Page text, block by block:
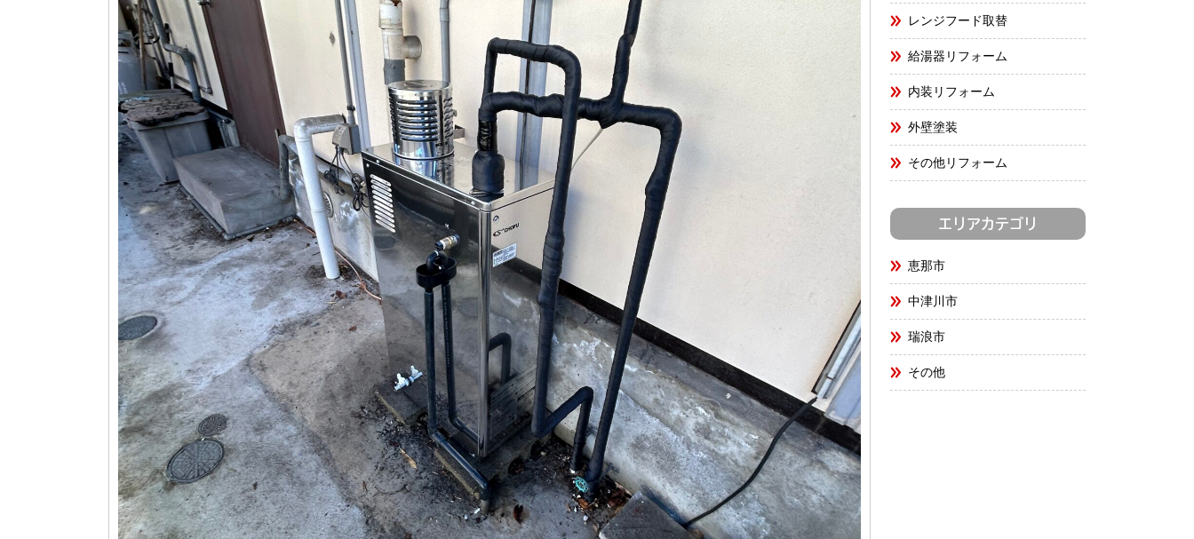
レンジフード取替
給湯器リフォーム
内装リフォーム
外壁塗装
その他リフォーム
エリアカテゴリ
恵那市
中津川市
瑞浪市
その他